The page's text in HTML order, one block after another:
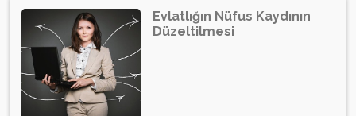
Evlatlığın Nüfus Kaydının
Düzeltilmesi